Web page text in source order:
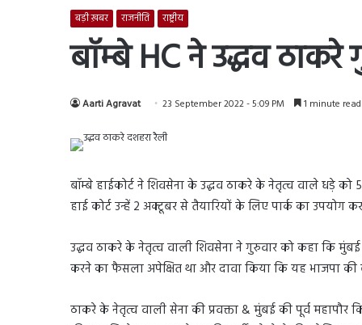
बड़ी ख़बर राजनीति राष्ट्रीय
बॉम्बे HC ने उद्धव
Aarti Agravat 23 September 2022 - 5:09 PM 1 minute read
बॉम्बे हाईकोर्ट ने शिवसेना के उद्धव ठाकरे के नेतृत्व वाले धड़े
हाई कोर्ट उन्हें 2 अक्टूबर से तैयारियों के लिए पार्क का उपयोग
उद्धव ठाकरे के नेतृत्व वाली शिवसेना ने गुरुवार को कहा कि
करने का फैसला अपेक्षित था और दावा किया कि यह भाजपा की
ठाकरे के नेतृत्व वाली सेना की प्रवक्ता & मुंबई की पूर्व